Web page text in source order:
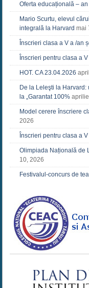
Oferta educațională –
Mario Scurtu, elevul
integrală la Harvard mai
Înscrieri clasa a V a /an
Înscrieri pentru clasa a
HOT. CA 23.04.2026
De la Leleşti la
la „Garantat 100%
Model cerere înscriere
2026
Înscrieri pentru clasa a
Olimpiada Națională de
10, 2026
Festivalul-concurs de